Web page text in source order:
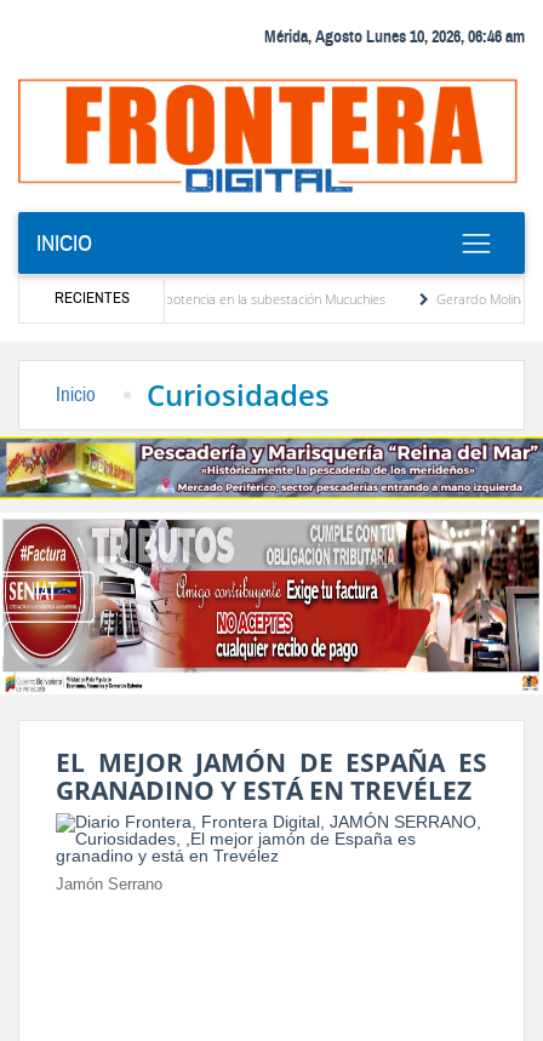
Mérida, Agosto Lunes 10, 2026, 06:46 am
INICIO
RECIENTES
transformador de potencia en la subestación Mucuchies
Gerardo Molina: “El
Inicio Curiosidades
EL MEJOR JAMÓN DE ESPAÑA ES
GRANADINO Y ESTÁ EN TREVÉLEZ
Jamón Serrano